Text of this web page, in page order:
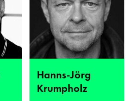
Hanns-Jörg
Krumpholz